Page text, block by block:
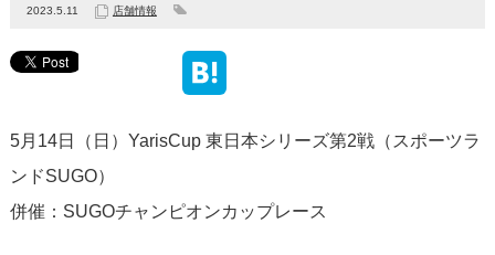
2023.5.11 店舗情報
5月14日（日）YarisCup 東日本シリーズ第2戦（スポーツラ
ンドSUGO）
併催：SUGOチャンピオンカップレース